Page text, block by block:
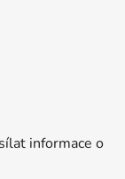
informace o